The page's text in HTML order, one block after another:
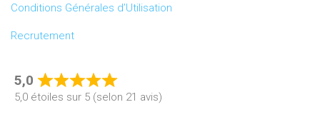
Conditions Générales d’Utilisation
Recrutement
5,0
Rated
5,0 étoiles sur 5 (selon 21 avis)